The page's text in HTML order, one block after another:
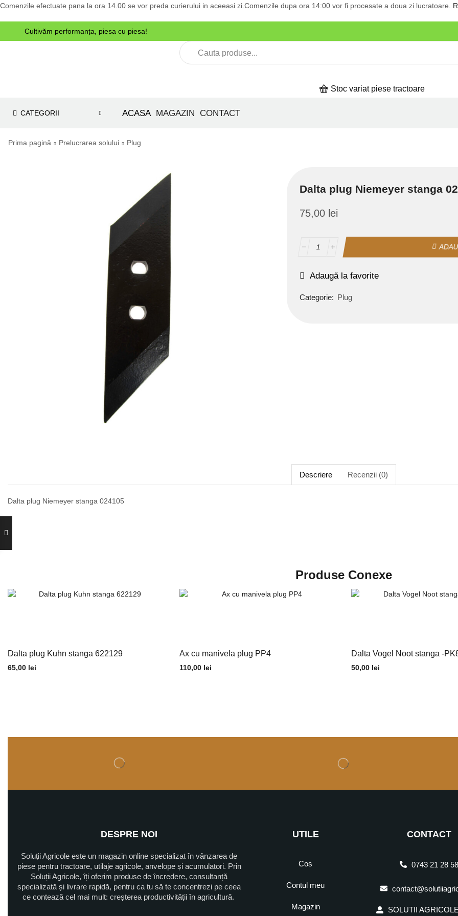
Comenzile efectuate pana la ora 14.00 se vor preda curierului in aceeasi zi.Comenzile dupa ora 14:00 vor fi procesate a doua zi lucratoare.
Cultivăm performanța, piesa cu piesa!
Stoc variat piese tractoare
CATEGORII ACASA MAGAZIN CONTACT
Prima pagină Prelucrarea solului Plug
Dalta plug Niemeyer stanga
75,00 lei
Adaugă la favorite
Categorie: Plug
Descriere Recenzii (0)
Dalta plug Niemeyer stanga 024105
Produse Conexe
Dalta plug Kuhn stanga 622129
65,00 lei
Ax cu manivela plug PP4
110,00 lei
Dalta Vogel Noot stanga -
50,00 lei
DESPRE NOI
Soluții Agricole este un magazin online specializat în vânzarea de
piese pentru tractoare, utilaje agricole, anvelope și acumulatori. Prin
Soluții Agricole, îți oferim produse de încredere, consultanță
specializată și livrare rapidă, pentru ca tu să te concentrezi pe ceea
ce contează cel mai mult: creșterea productivității în agricultură.
UTILE
Cos
Contul meu
Magazin
CONTACT
0743 21 28 58
SOLUTII